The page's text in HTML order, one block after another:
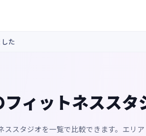
た
ィットネススタ
ススタジオを一覧で比較できます。エリ